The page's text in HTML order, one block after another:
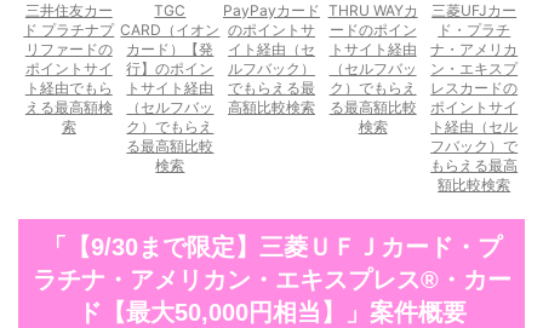
三井住友カー
ド プラチナプ
リファードの
ポイントサイ
ト経由でもら
える最高額検
索
TGC
CARD（イオン
カード）【発
行】のポイン
トサイト経由
（セルフバッ
ク）でもらえ
る最高額比較
検索
PayPayカード
のポイントサ
イト経由（セ
ルフバック）
でもらえる最
高額比較検索
THRU WAYカ
ードのポイン
トサイト経由
（セルフバッ
ク）でもらえ
る最高額比較
検索
三菱UFJカー
ド・プラチ
ナ・アメリカ
ン・エキスプ
レスカードの
ポイントサイ
ト経由（セル
フバック）で
もらえる最高
額比較検索
「【9/30まで限定】三菱ＵＦＪカード・プ
ラチナ・アメリカン・エキスプレス®・カー
ド【最大50,000円相当】」案件概要